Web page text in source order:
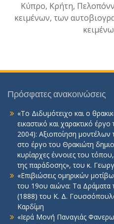
Κύπρο, Κρήτη,
κειμένων, των
Πρόσφατες ανακοινώσεις
«Το Διδυμότειχο και ο
εικαστικό και χαρακτικό
2004): Αξιοποίηση μοντέλων
στο έργο του Θρακιώτη
κυρίαρχες έννοιες του
της παράδοσης», του κ.
«Επιβιώσεις ομηρικών
του 19ου αιώνα: Τα Δράματα
(1888) του Κ. Δ.
Καρδίμη
«Ιερά Μονή Παναγιάς